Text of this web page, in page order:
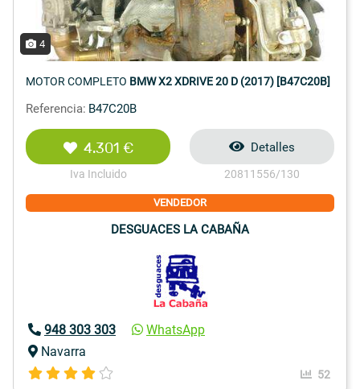
4
MOTOR COMPLETO BMW X2 XDRIVE 20 D (2017) [B47C20B]
Referencia: B47C20B
4.301 €
Iva Incluido
Detalles
20811556/130
VENDEDOR
DESGUACES LA CABAÑA
948 303 303
WhatsApp
Navarra
52